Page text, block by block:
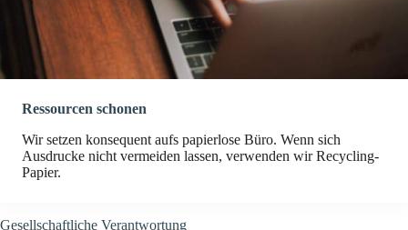
Ressourcen schonen
Wir setzen konsequent aufs papierlose Büro. Wenn sich
Ausdrucke nicht vermeiden lassen, verwenden wir Recycling-
Papier.
Gesellschaftliche Verantwortung